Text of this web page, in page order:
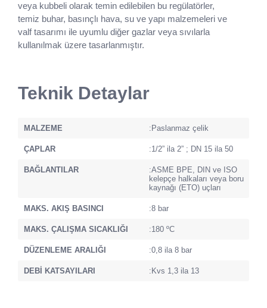
veya kubbeli olarak temin edilebilen bu regülatörler,
temiz buhar, basınçlı hava, su ve yapı malzemeleri ve
valf tasarımı ile uyumlu diğer gazlar veya sıvılarla
kullanılmak üzere tasarlanmıştır.
Teknik Detaylar
MALZEME :Paslanmaz çelik
ÇAPLAR :1/2” ila 2” ; DN 15 ila 50
BAĞLANTILAR
:ASME BPE, DIN ve ISO
kelepçe halkaları veya boru
kaynağı (ETO) uçları
MAKS. AKIŞ BASINCI :8 bar
MAKS. ÇALIŞMA SICAKLIĞI :180 ºC
DÜZENLEME ARALIĞI :0,8 ila 8 bar
DEBİ KATSAYILARI :Kvs 1,3 ila 13